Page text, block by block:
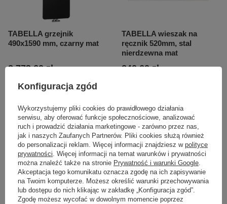
TABELLA grzejnik
490x1590 mm, czarny mat
2 773,60 zł
TABELLA wieszak na
ręcznik 520mm, stal
nierdzewna mat
240,60 zł
Konfiguracja zgód
Wykorzystujemy pliki cookies do prawidłowego działania
serwisu, aby oferować funkcje społecznościowe, analizować
ruch i prowadzić działania marketingowe - zarówno przez nas,
jak i naszych Zaufanych Partnerów. Pliki cookies służą również
do personalizacji reklam. Więcej informacji znajdziesz w polityce
prywatności . Więcej informacji na temat warunków i prywatności
można znaleźć także na stronie Prywatność i warunki Google
Akceptacja tego komunikatu oznacza zgodę na ich zapisywanie
na Twoim komputerze. Możesz określić warunki przechowywania
lub dostępu do nich klikając w zakładkę „Konfiguracja zgód”.
Zgodę możesz wycofać w dowolnym momencie poprzez